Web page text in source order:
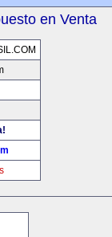
en Venta